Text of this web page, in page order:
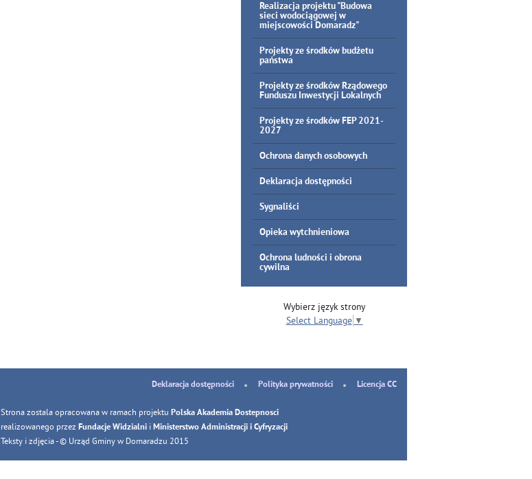
Realizacja projektu "Budowa
sieci wodociągowej w
miejscowości Domaradz"
Projekty ze środków budżetu
państwa
Projekty ze środków Rządowego
Funduszu Inwestycji Lokalnych
Projekty ze środków FEP 2021-
2027
Ochrona danych osobowych
Deklaracja dostępności
Sygnaliści
Opieka wytchnieniowa
Ochrona ludności i obrona
cywilna
Wybierz język strony
Select Language ▼
Deklaracja dostępności Polityka prywatności Licencja CC
Strona zostala opracowana w ramach projektu Polska Akademia Dostepnosci
realizowanego przez Fundacje Widzialni i Ministerstwo Administracji i Cyfryzacji
Teksty i zdjęcia - © Urząd Gminy w Domaradzu 2015